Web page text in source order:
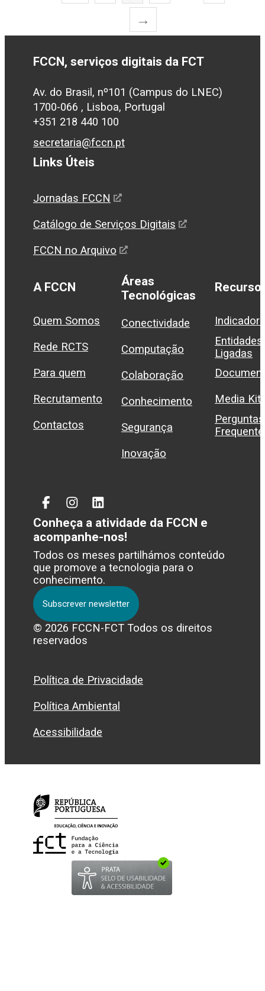
→
FCCN, serviços digitais da FCT
Av. do Brasil, nº101 (Campus do LNEC)
1700-066 , Lisboa, Portugal
+351 218 440 100
secretaria@fccn.pt
Links Úteis
Jornadas FCCN
Catálogo de Serviços Digitais
FCCN no Arquivo
A FCCN
Quem Somos
Rede RCTS
Para quem
Recrutamento
Contactos
Áreas
Tecnológicas
Conectividade
Computação
Colaboração
Conhecimento
Segurança
Inovação
Entidades
Ligadas
Media Kit
Perguntas
FacebookInstagram
Linked
In
Conheça a atividade da FCCN e
acompanhe-nos!
Todos os meses partilhámos conteúdo
que promove a tecnologia para o
conhecimento.
Subscrever newsletter
© 2026 FCCN-FCT Todos os direitos
reservados
Política de Privacidade
Política Ambiental
Acessibilidade